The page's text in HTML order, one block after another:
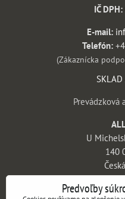
IČ DPH:
E-mail:
Telefón:
(Zákaznícka
SKLAD
Prevádzková
U
140
Predvoľby